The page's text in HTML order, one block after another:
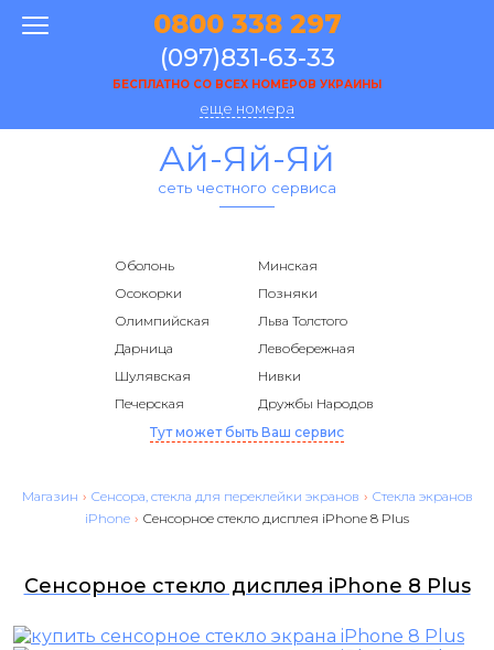
0800 338 297
(097)831-63-33
БЕСПЛАТНО СО ВСЕХ НОМЕРОВ УКРАИНЫ
еще номера
Ай-Яй-Яй
сеть честного сервиса
Оболонь
Минская
Осокорки
Позняки
Олимпийская
Льва Толстого
Дарница
Левобережная
Шулявская
Нивки
Печерская
Дружбы Народов
Тут может быть Ваш сервис
Магазин › Сенсора, стекла для переклейки экранов › Стекла экранов
iPhone › Сенсорное стекло дисплея iPhone 8 Plus
Сенсорное стекло дисплея iPhone 8 Plus